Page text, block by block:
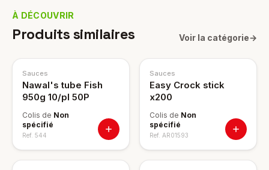
À DÉCOUVRIR
Produits similaires Voir la catégorie→
Sauces
Nawal's tube Fish
950g 10/pl 50P
Colis de Non
spécifié
Ref. 544
Sauces
Easy Crock stick
x200
Colis de Non
spécifié
Ref. AR01593